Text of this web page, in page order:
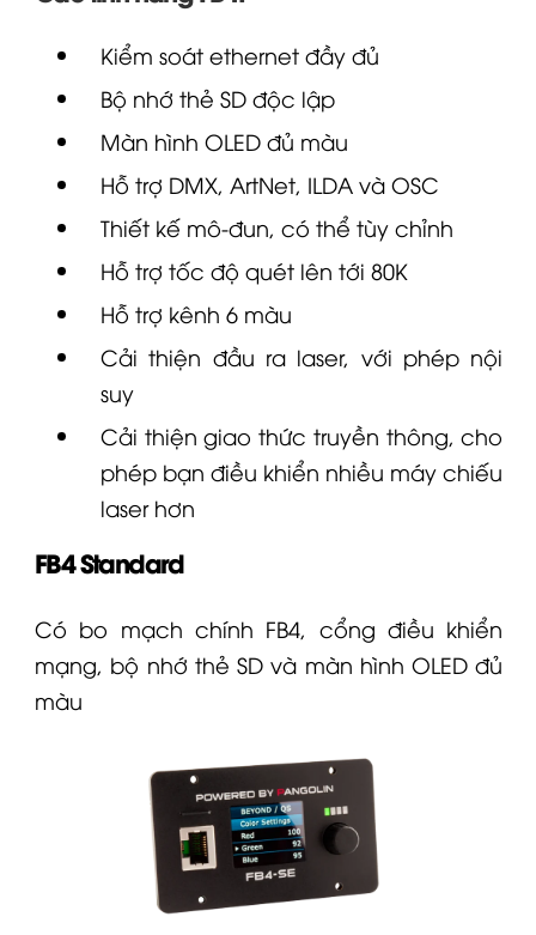
Kiểm soát ethernet đầy đủ
Bộ nhớ thẻ SD độc lập
Màn hình OLED đủ màu
Hỗ trợ DMX, ArtNet, ILDA và OSC
Thiết kế mô-đun, có thể tùy chỉnh
Hỗ trợ tốc độ quét lên tới 80K
Hỗ trợ kênh 6 màu
Cải thiện đầu ra laser, với phép nội
suy
Cải thiện giao thức truyền thông, cho
phép bạn điều khiển nhiều máy chiếu
laser hơn
FB4 Standard
Có bo mạch chính FB4, cổng điều khiển
mạng, bộ nhớ thẻ SD và màn hình OLED đủ
màu